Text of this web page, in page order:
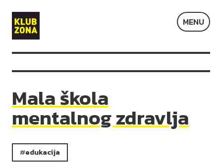
Klub
Zona
MENU
Mala škola
mentalnog zdravlja
edukacija